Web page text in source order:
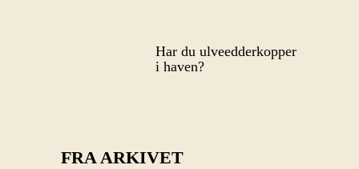
Har du ulveedderkopper
i haven?
FRA ARKIVET